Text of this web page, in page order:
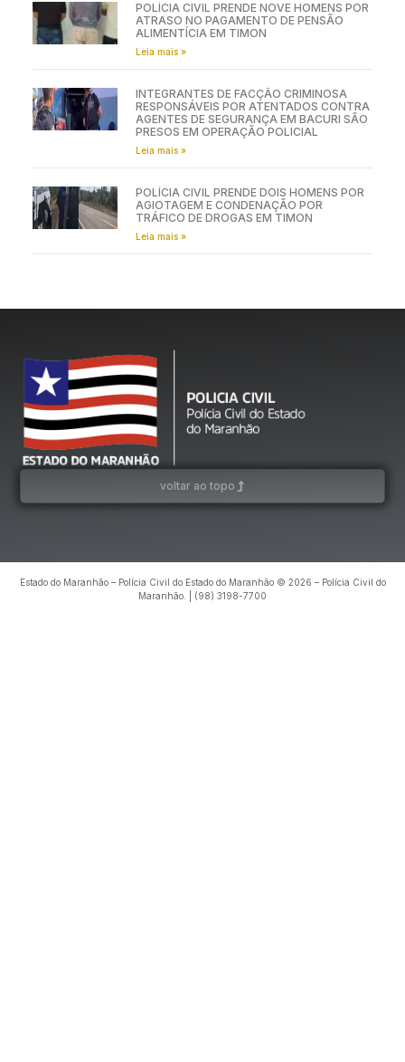
POLÍCIA CIVIL PRENDE NOVE HOMENS POR
ATRASO NO PAGAMENTO DE PENSÃO
ALIMENTÍCIA EM TIMON
Leia mais »
INTEGRANTES DE FACÇÃO CRIMINOSA
RESPONSÁVEIS POR ATENTADOS CONTRA
AGENTES DE SEGURANÇA EM BACURI SÃO
PRESOS EM OPERAÇÃO POLICIAL
Leia mais »
POLÍCIA CIVIL PRENDE DOIS HOMENS POR
AGIOTAGEM E CONDENAÇÃO POR
TRÁFICO DE DROGAS EM TIMON
Leia mais »
voltar ao topo
Estado do Maranhão – Polícia Civil do Estado do Maranhão © 2026 – Polícia Civil do
Maranhão. | (98) 3198-7700